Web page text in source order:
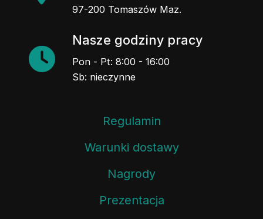
97-200 Tomaszów Maz.
Nasze godziny pracy
Pon - Pt: 8:00 - 16:00
Sb: nieczynne
Regulamin
Warunki dostawy
Nagrody
Prezentacja